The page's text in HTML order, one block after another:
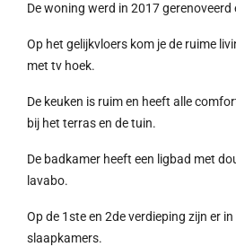
De woning werd in 2017 gerenoveerd
Op het gelijkvloers kom je de ruime
met tv hoek.
De keuken is ruim en heeft alle
bij het terras en de tuin.
De badkamer heeft een ligbad met
lavabo.
Op de 1ste en 2de verdieping zijn er
slaapkamers.